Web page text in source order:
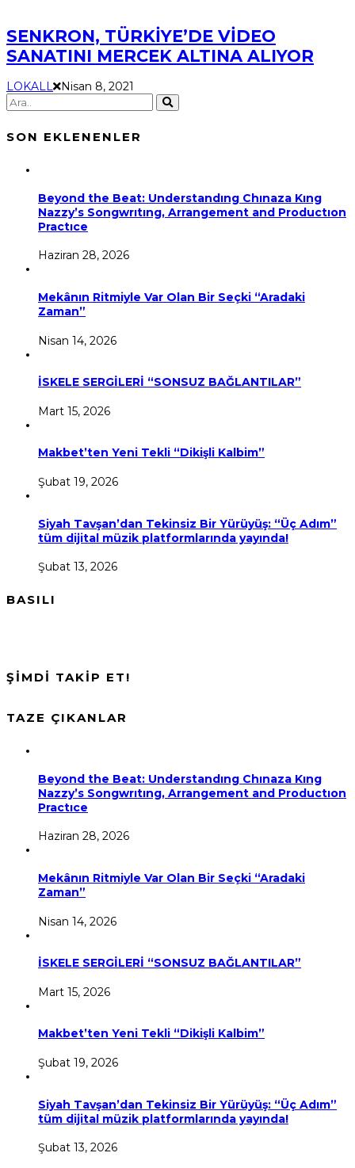
SENKRON, TÜRKİYE’DE VİDEO
SANATINI MERCEK ALTINA ALIYOR
LOKALL Nisan 8, 2021
SON EKLENENLER
Beyond the Beat: Understandıng Chınaza Kıng
Nazzy’s Songwrıtıng, Arrangement and Productıon
Practıce
Haziran 28, 2026
Mekânın Ritmiyle Var Olan Bir Seçki “Aradaki
Zaman”
Nisan 14, 2026
İSKELE SERGİLERİ “SONSUZ BAĞLANTILAR”
Mart 15, 2026
Makbet’ten Yeni Tekli “Dikişli Kalbim”
Şubat 19, 2026
Siyah Tavşan’dan Tekinsiz Bir Yürüyüş: “Üç Adım”
tüm dijital müzik platformlarında yayında!
Şubat 13, 2026
BASILI
ŞİMDİ TAKİP ET!
TAZE ÇIKANLAR
Beyond the Beat: Understandıng Chınaza Kıng
Nazzy’s Songwrıtıng, Arrangement and Productıon
Practıce
Haziran 28, 2026
Mekânın Ritmiyle Var Olan Bir Seçki “Aradaki
Zaman”
Nisan 14, 2026
İSKELE SERGİLERİ “SONSUZ BAĞLANTILAR”
Mart 15, 2026
Makbet’ten Yeni Tekli “Dikişli Kalbim”
Şubat 19, 2026
Siyah Tavşan’dan Tekinsiz Bir Yürüyüş: “Üç Adım”
tüm dijital müzik platformlarında yayında!
Şubat 13, 2026